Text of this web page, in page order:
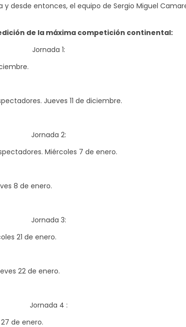
desde entonces, el equipo de Sergio Miguel
de la máxima competición continental:
Jornada 1:
Jueves 11 de diciembre.
Jornada 2:
Miércoles 7 de enero.
8 de enero.
Jornada 3:
21 de enero.
22 de enero.
Jornada 4 :
de enero.